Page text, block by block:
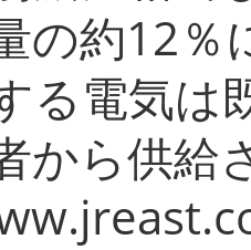
の約12％
る電気は
から供給